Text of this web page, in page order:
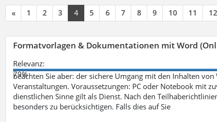
« 1 2 3 4 5 6 7 8 9 10 11 12
Formatvorlagen & Dokumentationen mit Word
Relevanz:
79%
beachten Sie aber: der sichere Umgang mit den Inhalten
Veranstaltungen. Voraussetzungen: PC oder Notebook mit
dienstlichen Sinne gilt als Dienst. Nach den
besonders zu berücksichtigen. Falls dies auf Sie